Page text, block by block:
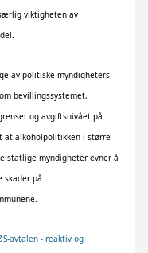
viktigheten av
av politiske myndigheters
bevillingssystemet,
og avgiftsnivået på
at alkoholpolitikken i større
statlige myndigheter evner å
skader på
avtalen - reaktiv og